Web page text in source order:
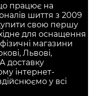
працює на
шиття з 2009
свою першу
для оснащення
магазини
Львові,
доставку
інтернет-
у всі